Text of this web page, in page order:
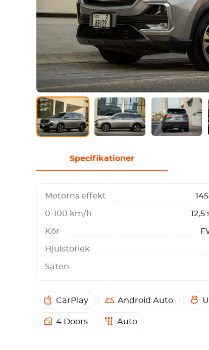
Specifikationer
Motorns effekt
0-100 km/h 12,5
Kör
Hjulstorlek
Säten
CarPlay Android Auto
4 Doors Auto